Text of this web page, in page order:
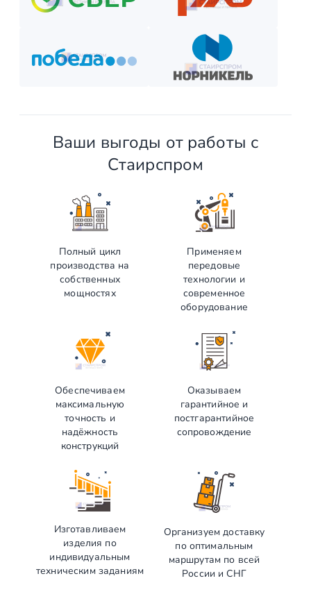
Выберите способ оплаты из предложенных.
Отслеживайте этапы производства и монтажа.
Оплатите остаток после приёмки —
и наслаждайтесь новой конструкцией!
Ваши выгоды от работы с
Стаирспром
Полный цикл
производства на
собственных
мощностях
Применяем
передовые
технологии и
современное
оборудование
Обеспечиваем
максимальную
точность и
надёжность
конструкций
Оказываем
гарантийное и
постгарантийное
сопровождение
Изготавливаем
изделия по
индивидуальным
техническим заданиям
Организуем доставку
по оптимальным
маршрутам по всей
России и СНГ